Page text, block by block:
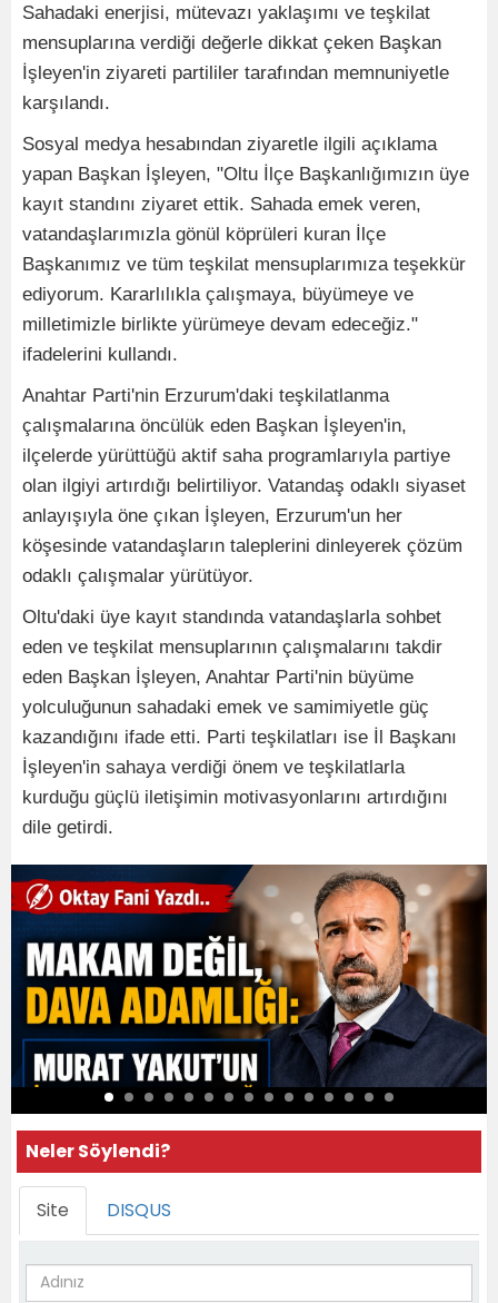
Sahadaki enerjisi, mütevazı yaklaşımı ve teşkilat
mensuplarına verdiği değerle dikkat çeken Başkan
İşleyen'in ziyareti partililer tarafından memnuniyetle
karşılandı.
Sosyal medya hesabından ziyaretle ilgili açıklama
yapan Başkan İşleyen, "Oltu İlçe Başkanlığımızın üye
kayıt standını ziyaret ettik. Sahada emek veren,
vatandaşlarımızla gönül köprüleri kuran İlçe
Başkanımız ve tüm teşkilat mensuplarımıza teşekkür
ediyorum. Kararlılıkla çalışmaya, büyümeye ve
milletimizle birlikte yürümeye devam edeceğiz."
ifadelerini kullandı.
Anahtar Parti'nin Erzurum'daki teşkilatlanma
çalışmalarına öncülük eden Başkan İşleyen'in,
ilçelerde yürüttüğü aktif saha programlarıyla partiye
olan ilgiyi artırdığı belirtiliyor. Vatandaş odaklı siyaset
anlayışıyla öne çıkan İşleyen, Erzurum'un her
köşesinde vatandaşların taleplerini dinleyerek çözüm
odaklı çalışmalar yürütüyor.
Oltu'daki üye kayıt standında vatandaşlarla sohbet
eden ve teşkilat mensuplarının çalışmalarını takdir
eden Başkan İşleyen, Anahtar Parti'nin büyüme
yolculuğunun sahadaki emek ve samimiyetle güç
kazandığını ifade etti. Parti teşkilatları ise İl Başkanı
İşleyen'in sahaya verdiği önem ve teşkilatlarla
kurduğu güçlü iletişimin motivasyonlarını artırdığını
dile getirdi.
Neler Söylendi?
Site DISQUS